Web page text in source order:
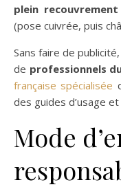
plein recouvrement
(pose cuivrée, puis
Sans faire de
de professionnels
française spécialisée
des guides d’usage
Mode